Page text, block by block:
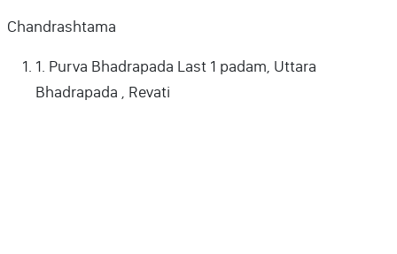
Chandrashtama
1. Purva Bhadrapada Last 1 padam, Uttara
Bhadrapada , Revati